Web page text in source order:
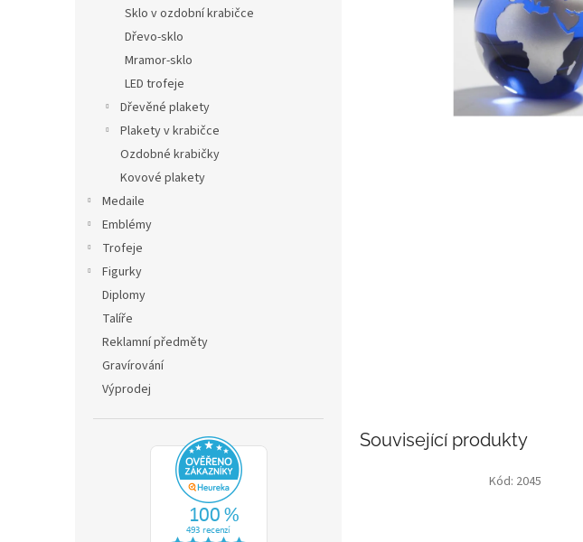
Sklo v ozdobní krabičce
Dřevo-sklo
Mramor-sklo
LED trofeje
Dřevěné plakety
Plakety v krabičce
Ozdobné krabičky
Kovové plakety
Medaile
Emblémy
Trofeje
Figurky
Diplomy
Talíře
Reklamní předměty
Gravírování
Výprodej
Související produkty
Kód: 2045